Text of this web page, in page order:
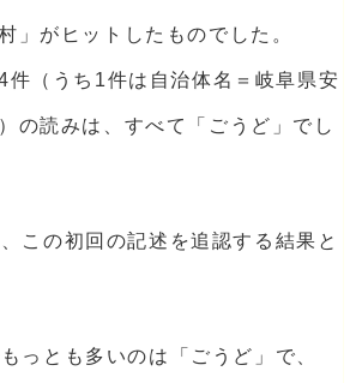
」がヒットしたものでした。
4件（うち1件は自治体名＝岐阜県安
の読みは、すべて「ごうど」でし
この初回の記述を追認する結果と
っとも多いのは「ごうど」で、